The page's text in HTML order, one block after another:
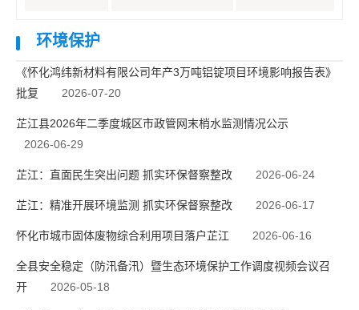
环境保护
《怀化鸿纬新材料有限公司年产3万吨铝锭项目环境影响报告表》
批复
2026-07-20
芷江县2026年二季度城区市政管网末梢水监测情况公示
2026-06-29
芷江：直面民生突出问题 抓实环保督察整改 2026-06-24
芷江：精准开展环境监测 抓实环保督察整改 2026-06-17
怀化市城市固体废物综合利用项目落户芷江 2026-06-16
全县安全稳定（防汛备汛）暨生态环境保护工作调度视频会议召
开
2026-05-18